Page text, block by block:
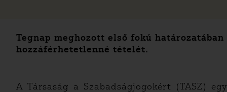
Tegnap meghozott első fokú
hozzáférhetetlenné tételét.
A Társaság a Szabadságjogokért (TASZ)